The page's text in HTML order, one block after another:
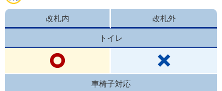
改札内 改札外
トイレ
車椅子対応